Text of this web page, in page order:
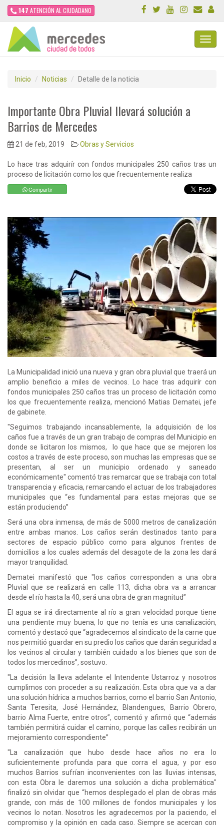
147 ATENCIÓN AL CIUDADANO
Inicio Noticias Detalle de la noticia
Importante Obra Pluvial llevará solución a
Barrios de Mercedes
21 de feb, 2019 Obras y Servicios
Lo hace tras adquirír con fondos municipales 250 caños tras un
proceso de licitación como los que frecuentemente realiza
Compartir
La Municipalidad inició una nueva y gran obra pluvial que traerá un
amplio beneficio a miles de vecinos. Lo hace tras adquirír con
fondos municipales 250 caños tras un proceso de licitación como
los que frecuentemente realiza, mencionó Matias Dematei, jefe
de gabinete.
"Seguimos trabajando incansablemente, la adquisición de los
caños fue a través de un gran trabajo de compras del Municipio en
donde se licitaron los mismos, lo que hace que se mejoren los
costos a través de este proceso, son muchas las empresas que se
presentan, al ser un municipio ordenado y saneado
económicamente" comentó tras remarcar que se trabaja con total
transparencia y eficacia, remarcando el actuar de los trabajadores
municipales que “es fundamental para estas mejoras que se
están produciendo”
Será una obra inmensa, de más de 5000 metros de canalización
entre ambas manos. Los caños serán destinados tanto para
sectores de espacio público como para algunos frentes de
domicilios a los cuales además del desagote de la zona les dará
mayor tranquilidad.
Dematei manifestó que "los caños corresponden a una obra
Pluvial que se realizará en calle 113, dicha obra va a arrancar
desde el río hasta la 40, será una obra de gran magnitud”
El agua se irá directamente al río a gran velocidad porque tiene
una pendiente muy buena, lo que no tenía es una canalización,
comentó y destacó que “agradecemos al sindicato de la carne que
nos permitió guardar en su predio los caños que darán seguridad a
los vecinos al circular y también cuidado a los bienes que son de
todos los mercedinos”, sostuvo.
"La decisión la lleva adelante el Intendente Ustarroz y nosotros
cumplimos con proceder a su realización. Esta obra que va a dar
una solución hídrica a muchos barrios, como el barrio San Antonio,
Santa Teresita, José Hernández, Blandengues, Barrio Obrero,
barrio Alma Fuerte, entre otros”, comentó y afirmó que “además
también permitirá cuidar el camino, porque las calles recibirán un
mejoramiento correspondiente”
"La canalización que hubo desde hace años no era lo
suficientemente profunda para que corra el agua, y por eso
muchos Barrios sufrían inconvenientes con las lluvias intensas,
con esta Obra le daremos una solución a dicha problemática"
finalizó sin olvidar que “hemos desplegado el plan de obras más
grande, con más de 100 millones de fondos municipales y los
vecinos lo notan. Nosotros les agradecemos por la paciendo, el
compromiso y la opinión en cada caso. Siempre se acercan con